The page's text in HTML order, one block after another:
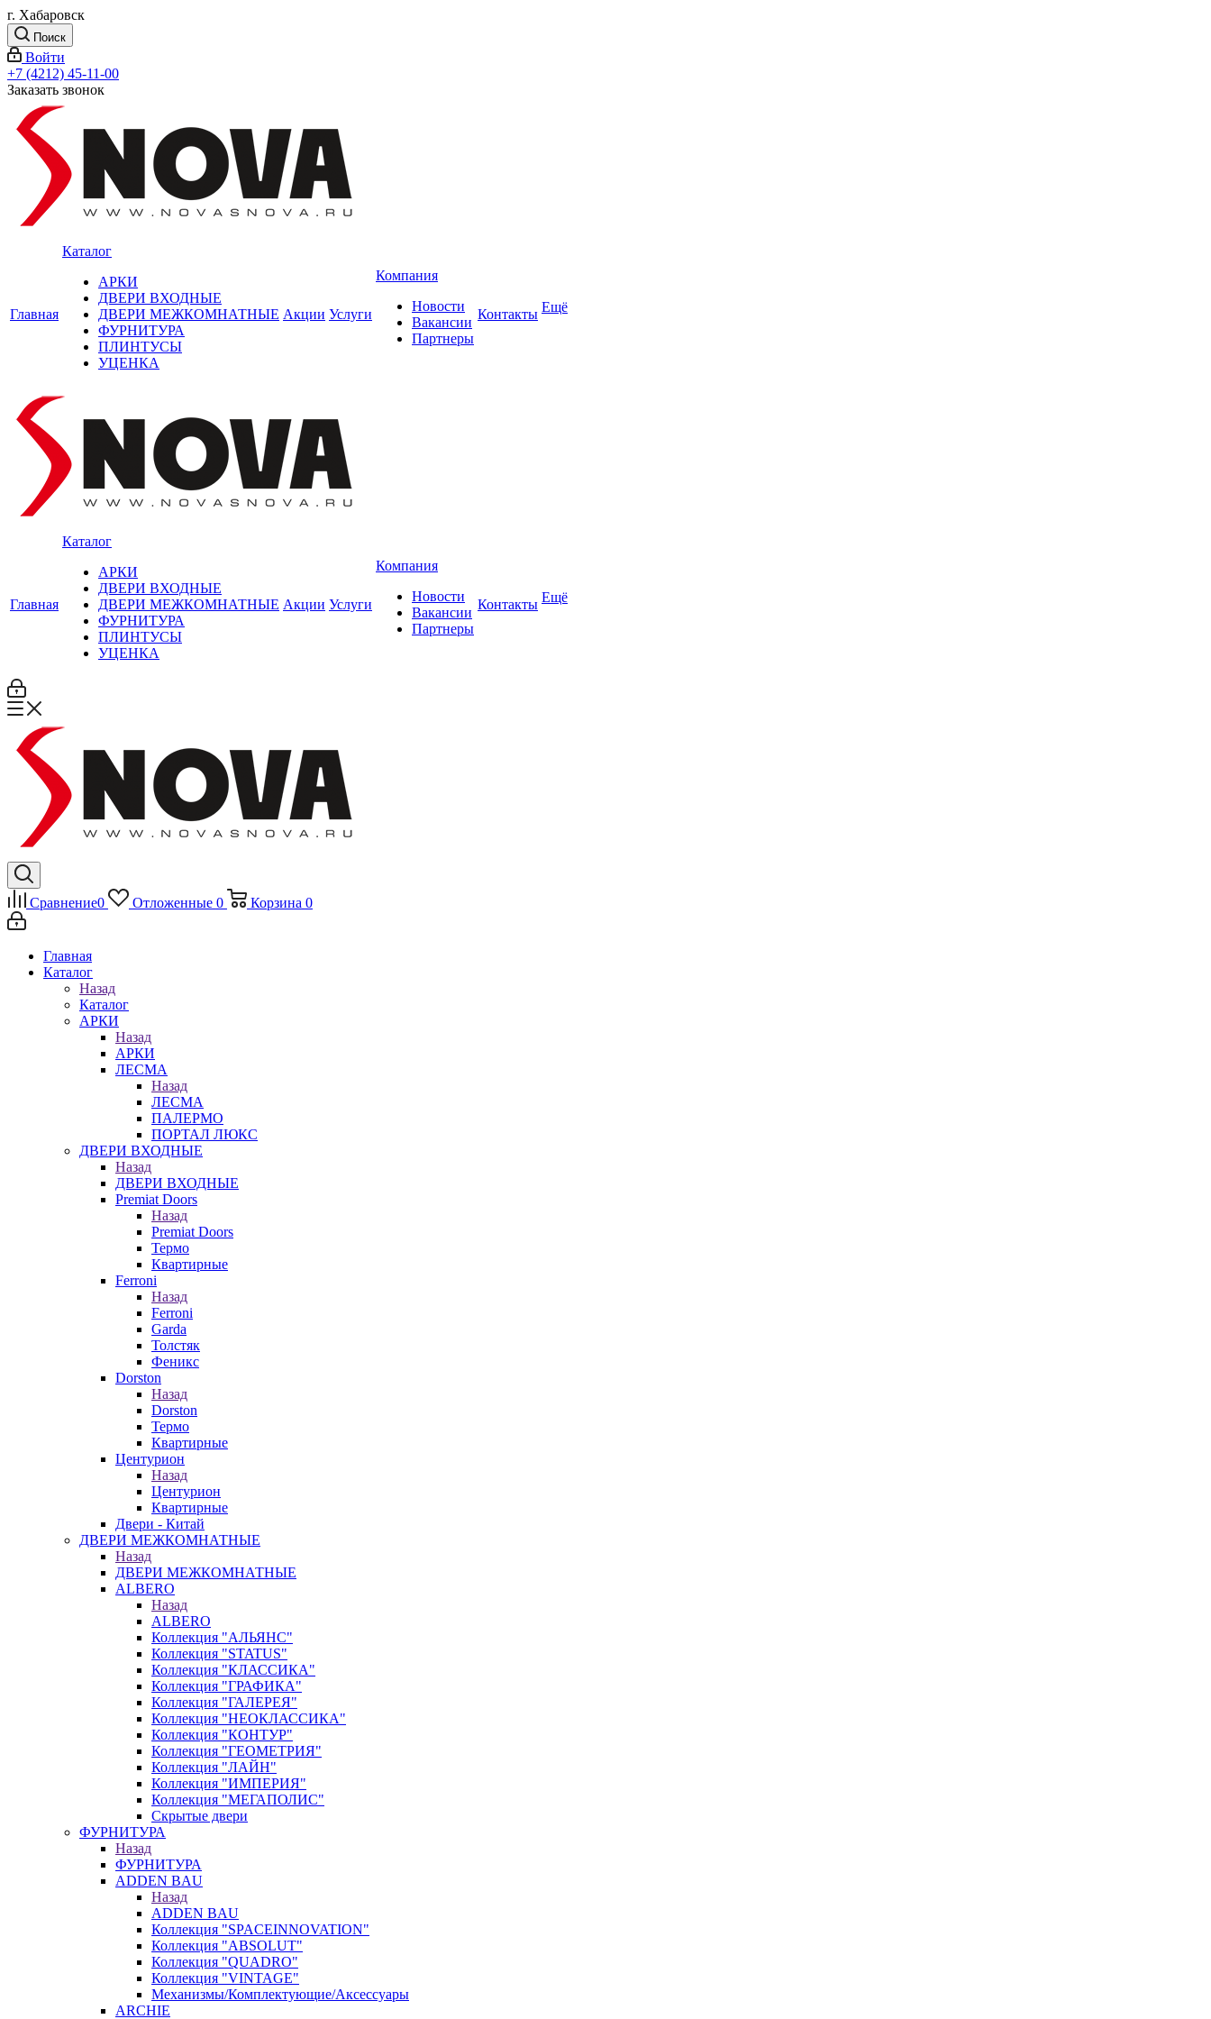
г. Хабаровск
Поиск
Войти
+7 (4212) 45-11-00
Заказать звонок
Главная
Каталог
АРКИ
ДВЕРИ ВХОДНЫЕ
ДВЕРИ МЕЖКОМНАТНЫЕ
ФУРНИТУРА
ПЛИНТУСЫ
УЦЕНКА
Акции Услуги
Компания
Новости
Вакансии
Партнеры
Контакты Ещё
Главная
Каталог
АРКИ
ДВЕРИ ВХОДНЫЕ
ДВЕРИ МЕЖКОМНАТНЫЕ
ФУРНИТУРА
ПЛИНТУСЫ
УЦЕНКА
Акции Услуги
Компания
Новости
Вакансии
Партнеры
Контакты Ещё
Сравнение0 Отложенные 0 Корзина 0
Главная
Каталог
Назад
Каталог
АРКИ
Назад
АРКИ
ЛЕСМА
Назад
ЛЕСМА
ПАЛЕРМО
ПОРТАЛ ЛЮКС
ДВЕРИ ВХОДНЫЕ
Назад
ДВЕРИ ВХОДНЫЕ
Premiat Doors
Назад
Premiat Doors
Термо
Квартирные
Ferroni
Назад
Ferroni
Garda
Толстяк
Феникс
Dorston
Назад
Dorston
Термо
Квартирные
Центурион
Назад
Центурион
Квартирные
Двери - Китай
ДВЕРИ МЕЖКОМНАТНЫЕ
Назад
ДВЕРИ МЕЖКОМНАТНЫЕ
ALBERO
Назад
ALBERO
Коллекция "АЛЬЯНС"
Коллекция "STATUS"
Коллекция "КЛАССИКА"
Коллекция "ГРАФИКА"
Коллекция "ГАЛЕРЕЯ"
Коллекция "НЕОКЛАССИКА"
Коллекция "КОНТУР"
Коллекция "ГЕОМЕТРИЯ"
Коллекция "ЛАЙН"
Коллекция "ИМПЕРИЯ"
Коллекция "МЕГАПОЛИС"
Скрытые двери
ФУРНИТУРА
Назад
ФУРНИТУРА
ADDEN BAU
Назад
ADDEN BAU
Коллекция "SPACEINNOVATION"
Коллекция "ABSOLUT"
Коллекция "QUADRO"
Коллекция "VINTAGE"
Механизмы/Комплектующие/Аксессуары
ARCHIE